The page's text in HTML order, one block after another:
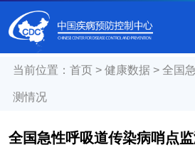
当前位置： 首页> 健康数据> 全国
测情况
全国急性呼吸道传染病哨点